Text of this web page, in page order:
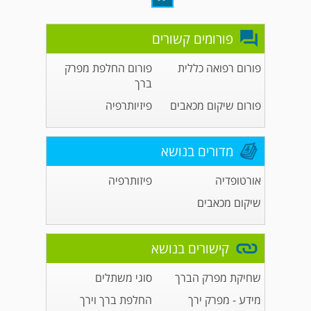
פורומים קשורים
פורום רפואה כללית
פורום החלפת מפרק
ברך
פורום שיקום מכאבים
פיזיותרפיה
מדורים בנושא
אורטופדיה
פיזותרפיה
שיקום מכאבים
קישורים בנושא
שחיקת מפרק הברך
סוגי משתלים
מידע - מפרק ירך
החלפת ברך וירך